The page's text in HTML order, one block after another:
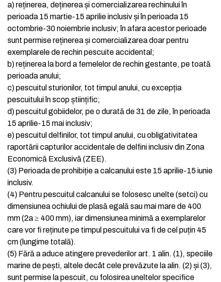
a)reținerea, deținerea și comercializarea rechinului în
perioada 15 martie-15 aprilie inclusiv și în perioada 15
octombrie-30 noiembrie inclusiv; în afara acestor perioade
sunt permise reținerea și comercializarea doar pentru
exemplarele de rechin pescuite accidental;
b)reținerea la bord a femelelor de rechin gestante, pe toată
perioada anului;
c)pescuitul sturionilor, tot timpul anului, cu excepția
pescuitului în scop științific;
d)pescuitul gobiidelor, pe o durată de 31 de zile, în perioada
15 aprilie-15 mai inclusiv;
e)pescuitul delfinilor, tot timpul anului, cu obligativitatea
raportării capturilor accidentale de delfini inclusiv din Zona
Economică Exclusivă (ZEE).
(3) Perioada de prohibiție a calcanului este 15 aprilie-15 iunie
inclusiv.
(4) Pentru pescuitul calcanului se folosesc unelte (setci) cu
dimensiunea ochiului de plasă egală sau mai mare de 400
mm (2a ≥ 400 mm), iar dimensiunea minimă a exemplarelor
care vor fi reținute pe timpul pescuitului va fi de cel puțin 45
cm (lungime totală).
(5) Fără a aduce atingere prevederilor art. 1 alin. (1), speciile
marine de pești, altele decât cele prevăzute la alin. (2) și (3),
sunt permise la pescuit, cu folosirea uneltelor specifice